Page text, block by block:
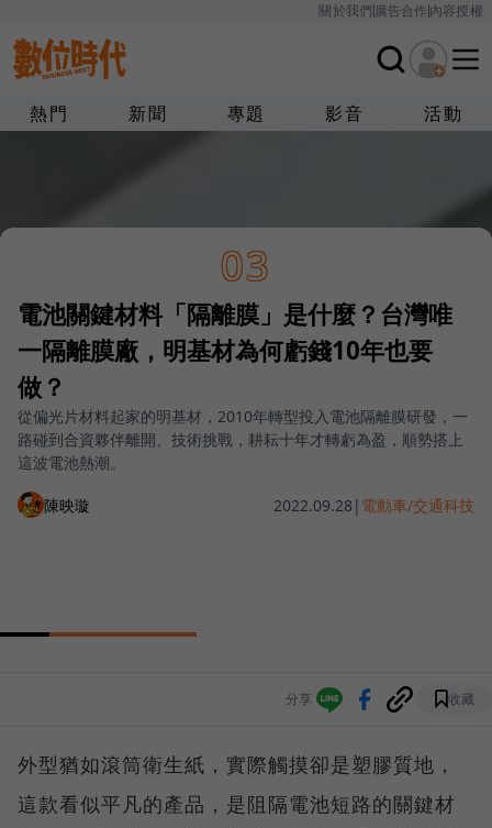
關於我們廣告合作內容授權
熱門 新聞 專題 影音 活動
03
電池關鍵材料「隔離膜」是什麼？台灣唯
一隔離膜廠，明基材為何虧錢10年也要
做？
從偏光片材料起家的明基材，2010年轉型投入電池隔離膜研發，一
路碰到合資夥伴離開、技術挑戰，耕耘十年才轉虧為盈，順勢搭上
這波電池熱潮。
陳映璇 2022.09.28 | 電動車/交通科技
分享 收藏
外型猶如滾筒衛生紙，實際觸摸卻是塑膠質地，
這款看似平凡的產品，是阻隔電池短路的關鍵材